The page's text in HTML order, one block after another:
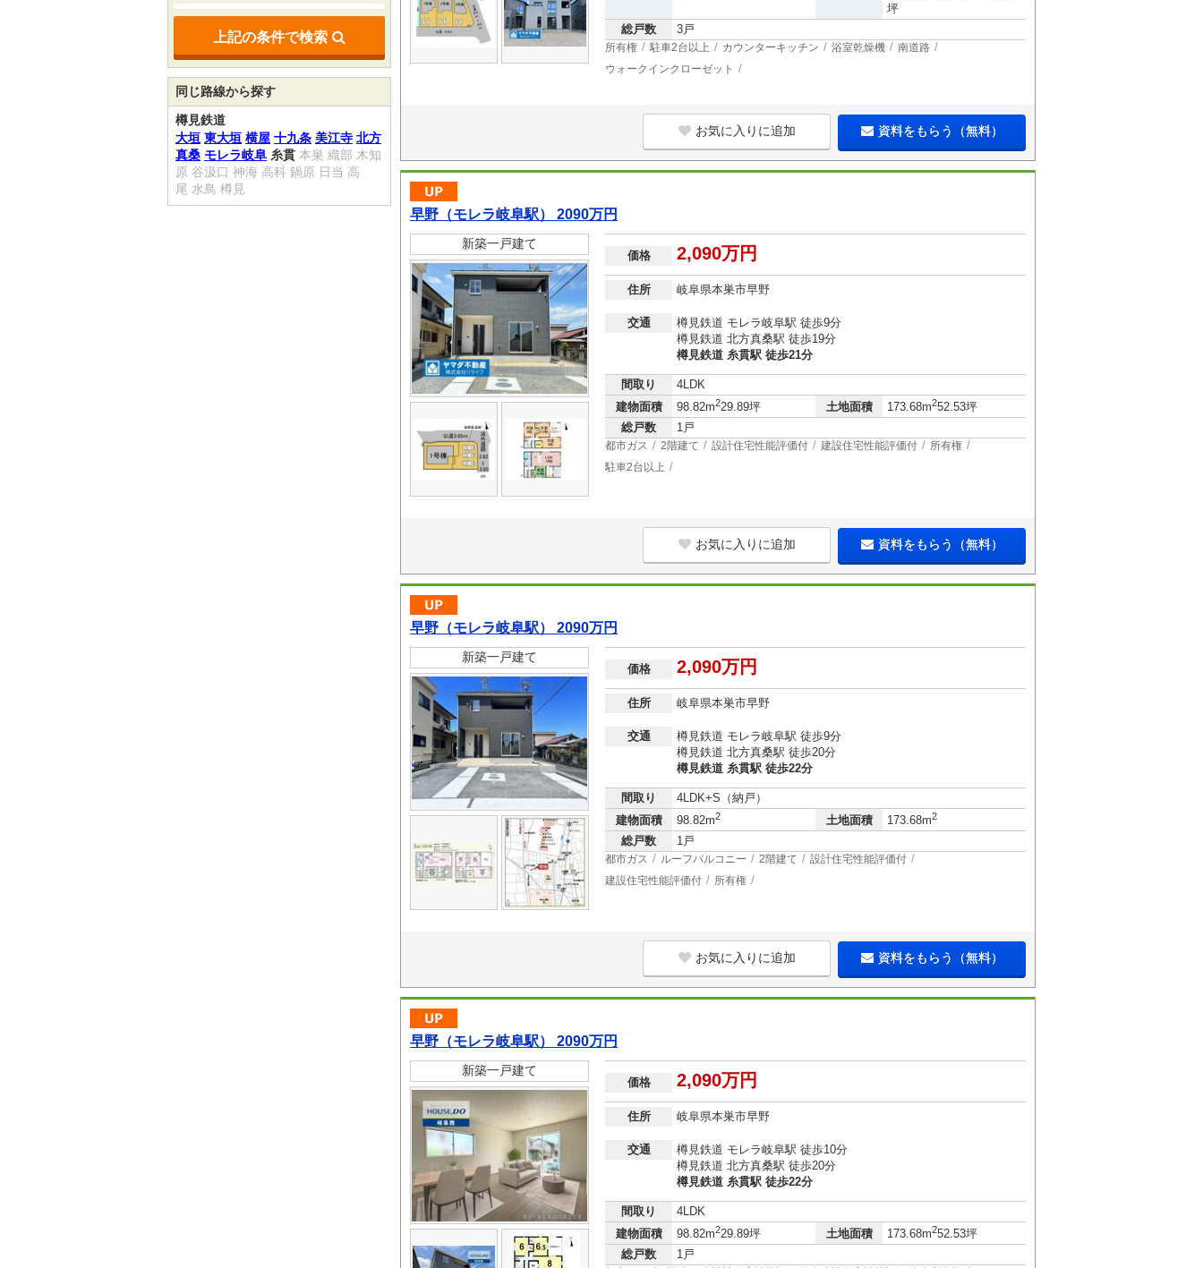
坪
総戸数
3戸
所有権 駐車2台以上 カウンターキッチン 浴室乾燥機
南道路
ウォークインクローゼット
お気に入りに追加 資料をもらう（無料）
早野（モレラ岐阜駅） 2090万円
新築一戸建て
価格 2,090万円
住所 岐阜県本巣市早野
交通
樽見鉄道 モレラ岐阜駅 徒歩9分
樽見鉄道 北方真桑駅 徒歩19分
樽見鉄道 糸貫駅 徒歩21分
間取り
4LDK
建物面積
98.82m229.89坪 土地面積 173.68m252.53坪
総戸数
1戸
都市ガス 2階建て 設計住宅性能評価付 建設住宅性能評価付
所有権
駐車2台以上
お気に入りに追加 資料をもらう（無料）
早野（モレラ岐阜駅） 2090万円
新築一戸建て
価格 2,090万円
住所 岐阜県本巣市早野
交通
樽見鉄道 モレラ岐阜駅 徒歩9分
樽見鉄道 北方真桑駅 徒歩20分
樽見鉄道 糸貫駅 徒歩22分
間取り
4LDK+S（納戸）
建物面積
98.82m2 土地面積 173.68m2
総戸数 1戸
都市ガス ルーフバルコニー 2階建て
設計住宅性能評価付
建設住宅性能評価付
所有権
お気に入りに追加 資料をもらう（無料）
早野（モレラ岐阜駅） 2090万円
新築一戸建て
価格 2,090万円
住所 岐阜県本巣市早野
交通
樽見鉄道 モレラ岐阜駅 徒歩10分
樽見鉄道 北方真桑駅 徒歩20分
樽見鉄道 糸貫駅 徒歩22分
間取り
4LDK
建物面積
98.82m229.89坪 土地面積 173.68m252.53坪
総戸数
1戸
上記の条件で検索
同じ路線から探す
樽見鉄道
大垣 東大垣 横屋 十九条 美江寺 北方
真桑 モレラ岐阜 糸貫 本巣 織部 木知
原 谷汲口 神海 高科 鍋原 日当 高
尾 水鳥 樽見